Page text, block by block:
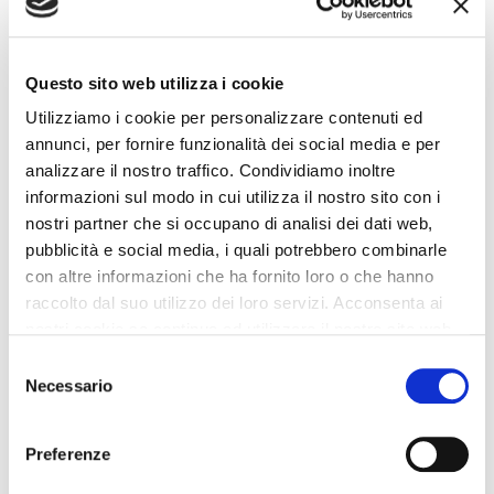
Questo sito web utilizza i cookie
Utilizziamo i cookie per personalizzare contenuti ed
annunci, per fornire funzionalità dei social media e per
analizzare il nostro traffico. Condividiamo inoltre
informazioni sul modo in cui utilizza il nostro sito con i
nostri partner che si occupano di analisi dei dati web,
pubblicità e social media, i quali potrebbero combinarle
con altre informazioni che ha fornito loro o che hanno
raccolto dal suo utilizzo dei loro servizi. Acconsenta ai
delNecessario
Preferenze
cosa vorrei che…
SCOPRI DI PIÙ